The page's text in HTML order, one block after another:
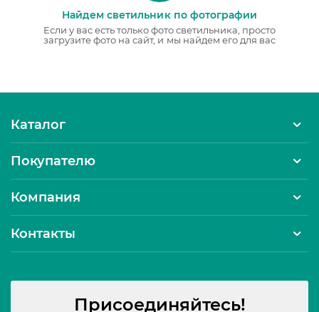
Найдем светильник по фотографии
Если у вас есть только фото светильника, просто
загрузите фото на сайт, и мы найдем его для вас
Каталог
Покупателю
Компания
Контакты
Присоединяйтесь!